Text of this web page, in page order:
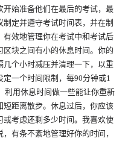
始准备他们在最后的考试，最
定并遵守考试时间表，并在制
效地管理你在考试中和考试后
块之间有小的休息时间。你的
个小时减压并清理一下，以重
一个时间限制，每90分钟或1
利用休息时间做一些能让你重新
距离散步。休息过后，你应该
考虑还剩多少时间。我喜欢使
有条不紊地管理好你的时间，